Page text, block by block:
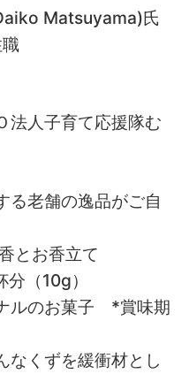
Matsuyama)氏
法人子育て応援隊む
る老舗の逸品がご自
とお香立て
（10g）
ルのお菓子 *賞味期
なくずを緩衝材とし